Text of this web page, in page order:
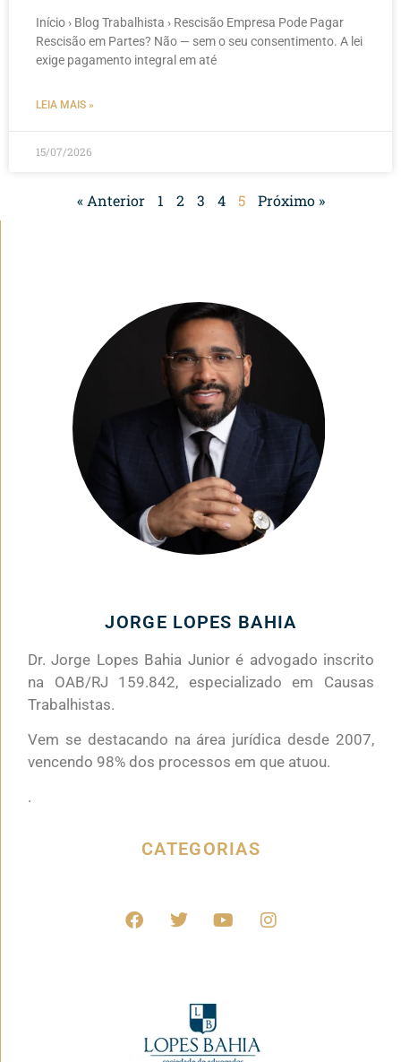
Início › Blog Trabalhista › Rescisão Empresa Pode Pagar
Rescisão em Partes? Não — sem o seu consentimento. A lei
exige pagamento integral em até
LEIA MAIS »
15/07/2026
« Anterior 1 2 3 4 5 Próximo »
JORGE LOPES BAHIA
Dr. Jorge Lopes Bahia Junior é advogado inscrito
na OAB/RJ 159.842, especializado em Causas
Trabalhistas.
Vem se destacando na área jurídica desde 2007,
vencendo 98% dos processos em que atuou.
.
CATEGORIAS